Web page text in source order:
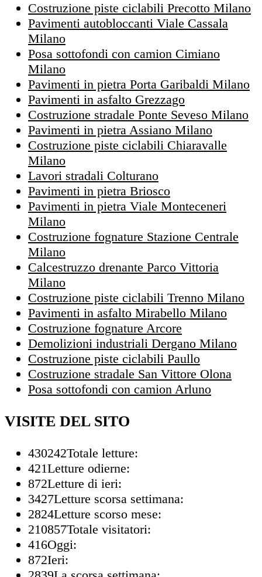
Costruzione piste ciclabili Precotto Milano
Pavimenti autobloccanti Viale Cassala
Milano
Posa sottofondi con camion Cimiano
Milano
Pavimenti in pietra Porta Garibaldi Milano
Pavimenti in asfalto Grezzago
Costruzione stradale Ponte Seveso Milano
Pavimenti in pietra Assiano Milano
Costruzione piste ciclabili Chiaravalle
Milano
Lavori stradali Colturano
Pavimenti in pietra Briosco
Pavimenti in pietra Viale Monteceneri
Milano
Costruzione fognature Stazione Centrale
Milano
Calcestruzzo drenante Parco Vittoria
Milano
Costruzione piste ciclabili Trenno Milano
Pavimenti in asfalto Mirabello Milano
Costruzione fognature Arcore
Demolizioni industriali Dergano Milano
Costruzione piste ciclabili Paullo
Costruzione stradale San Vittore Olona
Posa sottofondi con camion Arluno
VISITE DEL SITO
430242Totale letture:
421Letture odierne:
872Letture di ieri:
3427Letture scorsa settimana:
2824Letture scorso mese:
210857Totale visitatori:
416Oggi:
872Ieri: